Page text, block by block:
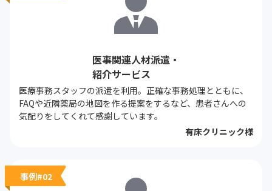
医事関連人材派遣・
紹介サービス
医療事務スタッフの派遣を利用。正確な事務処理とともに、
FAQや近隣薬局の地図を作る提案をするなど、患者さんへの
気配りをしてくれて感謝しています。
有床クリニック様
事例#02